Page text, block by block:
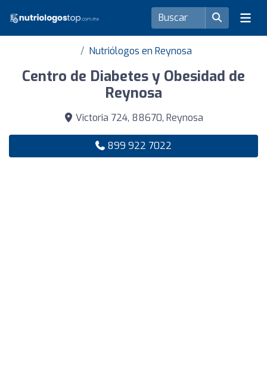
Nutriólogos en Reynosa
Centro de Diabetes y Obesidad de
Reynosa
Victoria 724, 88670, Reynosa
899 922 7022